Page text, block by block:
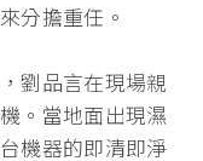
分擔重任。
劉品言在現場親
。 當地面出現濕
機器的即清即淨